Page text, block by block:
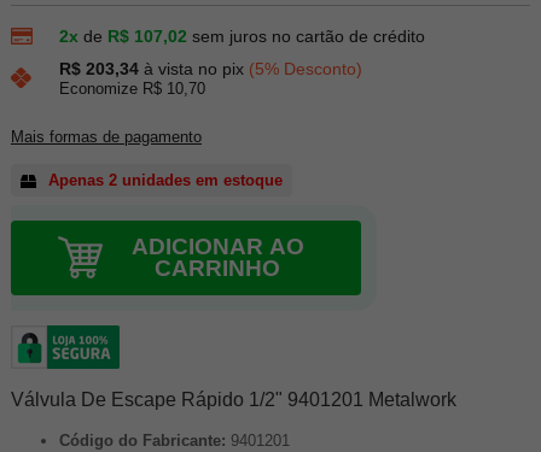
2x de R$ 107,02 sem juros no cartão de crédito
R$ 203,34 à vista no pix (5% Desconto)
Economize R$ 10,70
Mais formas de pagamento
Apenas 2 unidades em estoque
ADICIONAR AO
CARRINHO
Válvula De Escape Rápido 1/2" 9401201 Metalwork
Código do Fabricante: 9401201